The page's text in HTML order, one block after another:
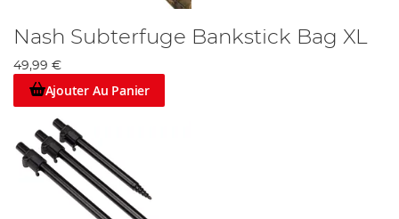
Nash Subterfuge Bankstick Bag XL
49,99 €
Ajouter Au Panier